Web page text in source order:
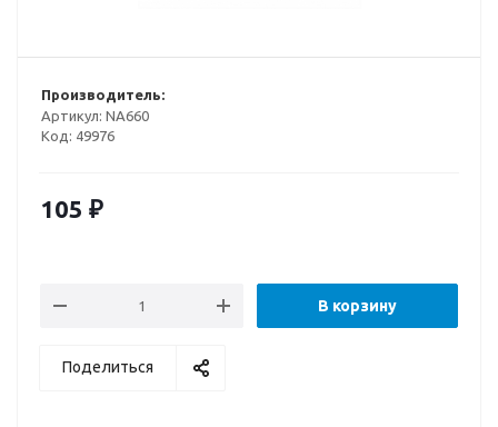
Производитель:
Артикул: NA660
Код: 49976
105 ₽
В корзину
Поделиться